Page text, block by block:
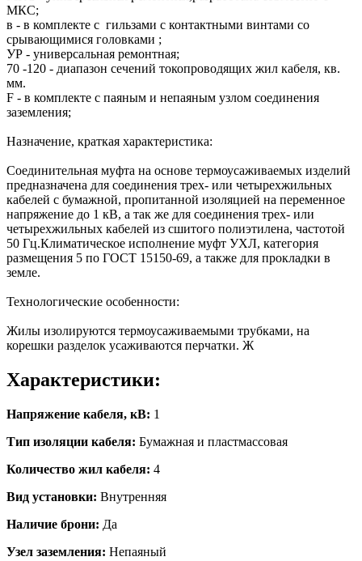
МКС;
в - в комплекте с гильзами с контактными винтами со
срывающимися головками ;
УР - универсальная ремонтная;
70 -120 - диапазон сечений токопроводящих жил кабеля, кв.
мм.
F - в комплекте с паяным и непаяным узлом соединения
заземления;
Назначение, краткая характеристика:
Соединительная муфта на основе термоусаживаемых изделий
предназначена для соединения трех- или четырехжильных
кабелей с бумажной, пропитанной изоляцией на переменное
напряжение до 1 кВ, а так же для соединения трех- или
четырехжильных кабелей из сшитого полиэтилена, частотой
50 Гц.Климатическое исполнение муфт УХЛ, категория
размещения 5 по ГОСТ 15150-69, а также для прокладки в
земле.
Технологические особенности:
Жилы изолируются термоусаживаемыми трубками, на
корешки разделок усаживаются перчатки. Ж
Характеристики:
Напряжение кабеля, кВ: 1
Тип изоляции кабеля: Бумажная и пластмассовая
Количество жил кабеля: 4
Вид установки: Внутренняя
Наличие брони: Да
Узел заземления: Непаяный